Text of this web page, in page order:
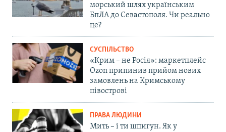
морський шлях українським
БпЛА до Севастополя. Чи реально
це?
СУСПІЛЬСТВО
«Крим – не Росія»: маркетплейс
Ozon припинив прийом нових
замовлень на Кримському
півострові
ПРАВА ЛЮДИНИ
Мить – і ти шпигун. Як у